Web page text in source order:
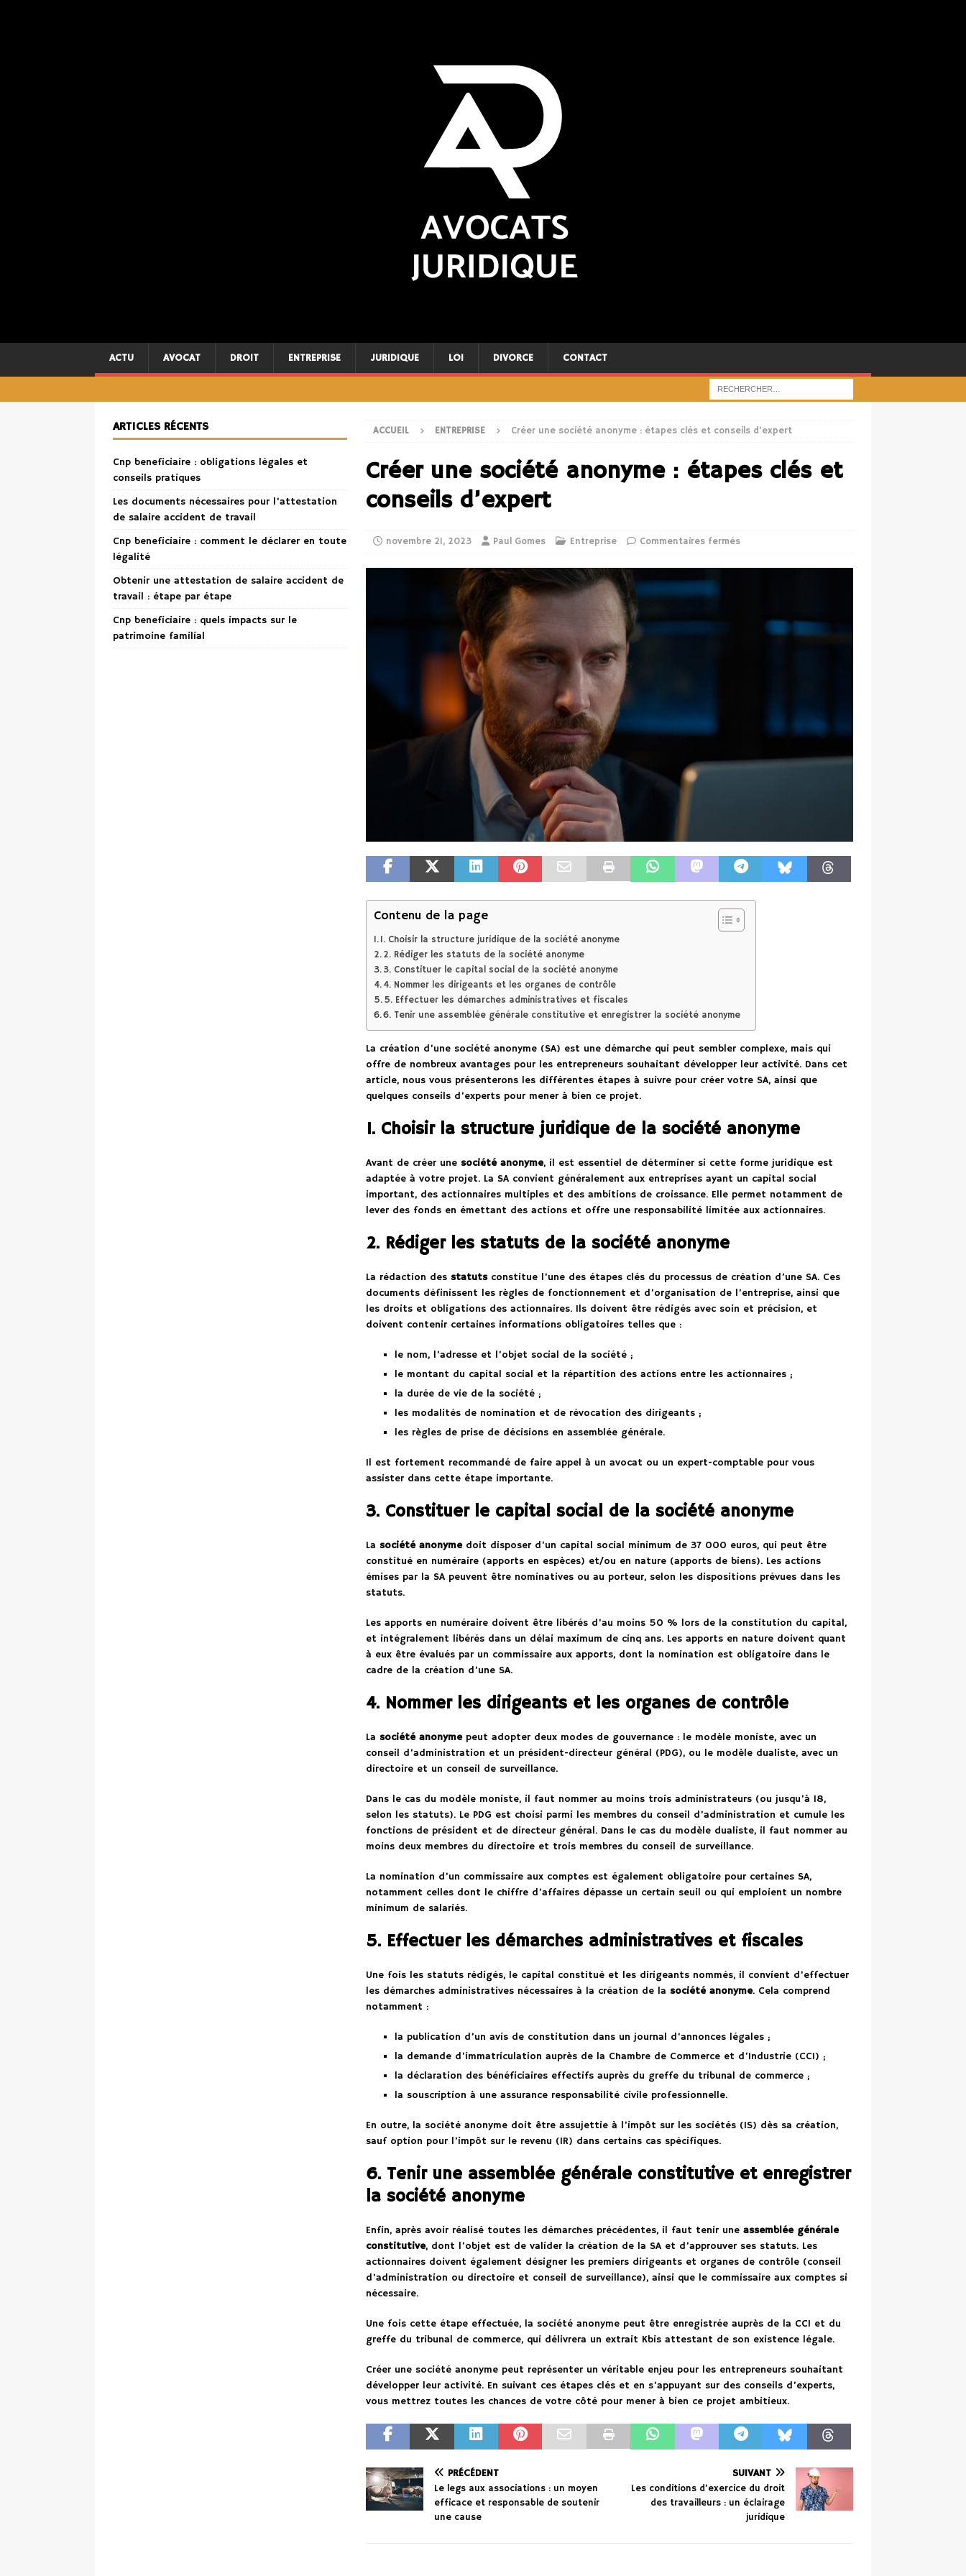
ACTU AVOCAT DROIT ENTREPRISE JURIDIQUE LOI DIVORCE CONTACT
ACCUEIL ENTREPRISE Créer une société anonyme : étapes clés et conseils d’expert
Créer une société anonyme : étapes clés et
conseils d’expert
novembre 21, 2023 Paul Gomes Entreprise Commentaires fermés
Contenu de la page
1. Choisir la structure juridique de la société anonyme
2. Rédiger les statuts de la société anonyme
3. Constituer le capital social de la société anonyme
4. Nommer les dirigeants et les organes de contrôle
5. Effectuer les démarches administratives et fiscales
6. Tenir une assemblée générale constitutive et enregistrer la société anonyme
La création d’une société anonyme (SA) est une démarche qui peut sembler complexe, mais qui
offre de nombreux avantages pour les entrepreneurs souhaitant développer leur activité. Dans cet
article, nous vous présenterons les différentes étapes à suivre pour créer votre SA, ainsi que
quelques conseils d’experts pour mener à bien ce projet.
1. Choisir la structure juridique de la société anonyme
Avant de créer une société anonyme, il est essentiel de déterminer si cette forme juridique est
adaptée à votre projet. La SA convient généralement aux entreprises ayant un capital social
important, des actionnaires multiples et des ambitions de croissance. Elle permet notamment de
lever des fonds en émettant des actions et offre une responsabilité limitée aux actionnaires.
2. Rédiger les statuts de la société anonyme
La rédaction des statutsconstitue l’une des étapes clés du processus de création d’une SA. Ces
documents définissent les règles de fonctionnement et d’organisation de l’entreprise, ainsi que
les droits et obligations des actionnaires. Ils doivent être rédigés avec soin et précision, et
doivent contenir certaines informations obligatoires telles que :
le nom, l’adresse et l’objet social de la société ;
le montant du capital social et la répartition des actions entre les actionnaires ;
la durée de vie de la société ;
les modalités de nomination et de révocation des dirigeants ;
les règles de prise de décisions en assemblée générale.
Il est fortement recommandé de faire appel à un avocat ou un expert-comptable pour vous
assister dans cette étape importante.
3. Constituer le capital social de la société anonyme
La société anonymedoit disposer d’un capital social minimum de 37 000 euros, qui peut être
constitué en numéraire (apports en espèces) et/ou en nature (apports de biens). Les actions
émises par la SA peuvent être nominatives ou au porteur, selon les dispositions prévues dans les
statuts.
Les apports en numéraire doivent être libérés d’au moins 50 % lors de la constitution du capital,
et intégralement libérés dans un délai maximum de cinq ans. Les apports en nature doivent quant
à eux être évalués par un commissaire aux apports, dont la nomination est obligatoire dans le
cadre de la création d’une SA.
4. Nommer les dirigeants et les organes de contrôle
La société anonymepeut adopter deux modes de gouvernance : le modèle moniste, avec un
conseil d’administration et un président-directeur général (PDG), ou le modèle dualiste, avec un
directoire et un conseil de surveillance.
Dans le cas du modèle moniste, il faut nommer au moins trois administrateurs (ou jusqu’à 18,
selon les statuts). Le PDG est choisi parmi les membres du conseil d’administration et cumule les
fonctions de président et de directeur général. Dans le cas du modèle dualiste, il faut nommer au
moins deux membres du directoire et trois membres du conseil de surveillance.
La nomination d’un commissaire aux comptes est également obligatoire pour certaines SA,
notamment celles dont le chiffre d’affaires dépasse un certain seuil ou qui emploient un nombre
minimum de salariés.
5. Effectuer les démarches administratives et fiscales
Une fois les statuts rédigés, le capital constitué et les dirigeants nommés, il convient d’effectuer
les démarches administratives nécessaires à la création de la société anonyme. Cela comprend
notamment :
la publication d’un avis de constitution dans un journal d’annonces légales ;
la demande d’immatriculation auprès de la Chambre de Commerce et d’Industrie (CCI) ;
la déclaration des bénéficiaires effectifs auprès du greffe du tribunal de commerce ;
la souscription à une assurance responsabilité civile professionnelle.
En outre, la société anonyme doit être assujettie à l’impôt sur les sociétés (IS) dès sa création,
sauf option pour l’impôt sur le revenu (IR) dans certains cas spécifiques.
6. Tenir une assemblée générale constitutive et enregistrer
la société anonyme
Enfin, après avoir réalisé toutes les démarches précédentes, il faut tenir une assemblée générale
constitutive, dont l’objet est de valider la création de la SA et d’approuver ses statuts. Les
actionnaires doivent également désigner les premiers dirigeants et organes de contrôle (conseil
d’administration ou directoire et conseil de surveillance), ainsi que le commissaire aux comptes si
nécessaire.
Une fois cette étape effectuée, la société anonyme peut être enregistrée auprès de la CCI et du
greffe du tribunal de commerce, qui délivrera un extrait Kbis attestant de son existence légale.
Créer une société anonyme peut représenter un véritable enjeu pour les entrepreneurs souhaitant
développer leur activité. En suivant ces étapes clés et en s’appuyant sur des conseils d’experts,
vous mettrez toutes les chances de votre côté pour mener à bien ce projet ambitieux.
PRÉCÉDENT
Le legs aux associations : un moyen
efficace et responsable de soutenir
une cause
SUIVANT
Les conditions d’exercice du droit
des travailleurs : un éclairage
juridique
ARTICLES RÉCENTS
Cnp beneficiaire : obligations légales et
conseils pratiques
Les documents nécessaires pour l’attestation
de salaire accident de travail
Cnp beneficiaire : comment le déclarer en toute
légalité
Obtenir une attestation de salaire accident de
travail : étape par étape
Cnp beneficiaire : quels impacts sur le
patrimoine familial